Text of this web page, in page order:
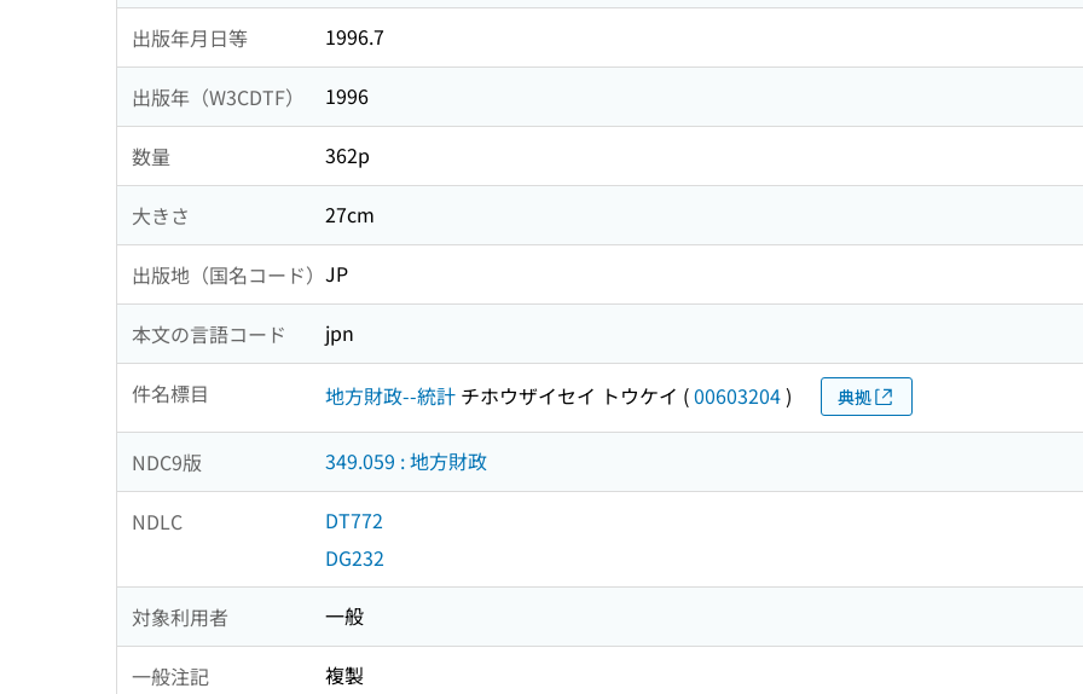
出版年月日等 1996.7
出版年（W3CDTF） 1996
数量 362p
大きさ 27cm
出版地（国名コード） JP
本文の言語コード jpn
件名標目 地方財政--統計 チホウザイセイ トウケイ (00603204) 典拠
NDC9版 349.059 : 地方財政
NDLC
DT772
DG232
対象利用者 一般
一般注記 複製